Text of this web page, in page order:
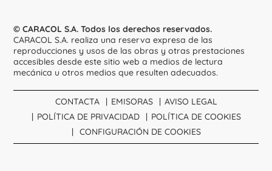
© CARACOL S.A. Todos los derechos reservados.
CARACOL S.A. realiza una reserva expresa de las
reproducciones y usos de las obras y otras prestaciones
accesibles desde este sitio web a medios de lectura
mecánica u otros medios que resulten adecuados.
CONTACTA EMISORAS
AVISO LEGAL
POLÍTICA DE PRIVACIDAD
POLÍTICA DE COOKIES
CONFIGURACIÓN DE COOKIES